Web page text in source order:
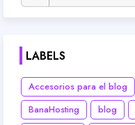
LABELS
Accesorios para el blog
BanaHosting
blog